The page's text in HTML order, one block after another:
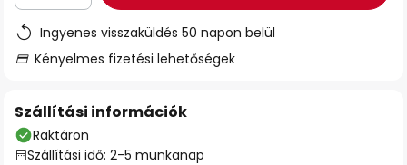
Ingyenes visszaküldés 50 napon belül
Kényelmes fizetési lehetőségek
Szállítási információk
Raktáron
Szállítási idő: 2-5 munkanap